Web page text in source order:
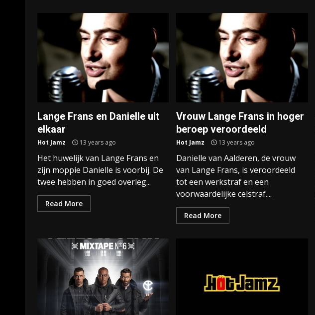
Lange Frans en Danielle uit
elkaar
Hot Jamz 13 years ago
Het huwelijk van Lange Frans en
zijn moppie Danielle is voorbij. De
twee hebben in goed overleg...
Read More
Vrouw Lange Frans in hoger
beroep veroordeeld
Hot Jamz 13 years ago
Danielle van Aalderen, de vrouw
van Lange Frans, is veroordeeld
tot een werkstraf en een
voorwaardelijke celstraf....
Read More